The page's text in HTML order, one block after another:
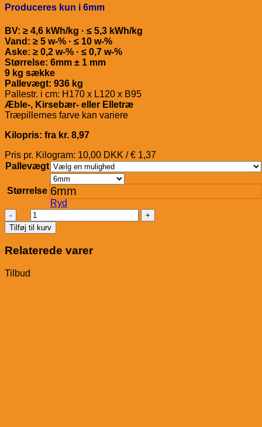
Produceres kun i 6mm
BV: ≥ 4,6 kWh/kg · ≤ 5,3 kWh/kg
Vand: ≥ 5 w-% · ≤ 10 w-%
Aske: ≥ 0,2 w-% · ≤ 0,7 w-%
Størrelse: 6mm ± 1 mm
9 kg sække
Pallevægt: 936 kg
Pallestr. i cm: H170 x L120 x B95
Æble-, Kirsebær- eller Elletræ
Træpillernes farve kan variere
Kilopris: fra kr. 8,97
Pris pr. Kilogram: 10,00 DKK / € 1,37
Pallevægt
Størrelse 6mm
Ryd
DanPellets
BBQ/Grill
Træpiller
-
Apple/Cherry/Alder-
Tilføj til kurv
Relaterede varer
Tilbud